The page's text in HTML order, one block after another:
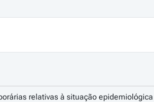
relativas à situação